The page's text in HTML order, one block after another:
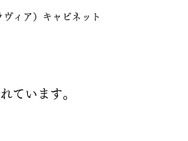
ィア）キャビネット
ています。